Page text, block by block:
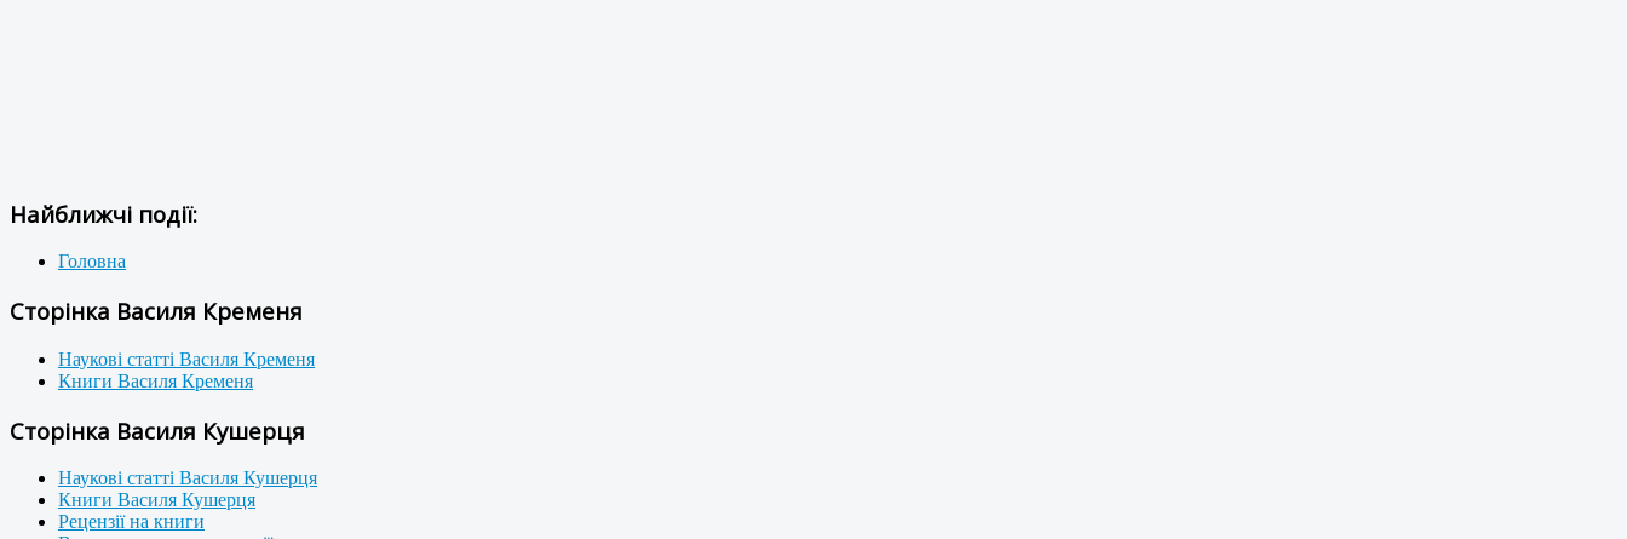
Найближчі події:
Головна
Сторінка Василя Кременя
Наукові статті Василя Кременя
Книги Василя Кременя
Сторінка Василя Кушерця
Наукові статті Василя Кушерця
Книги Василя Кушерця
Рецензії на книги